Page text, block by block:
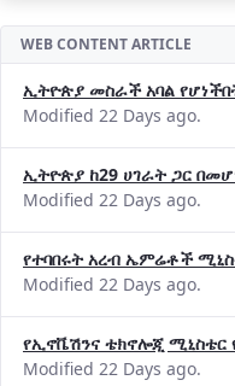
ኢትዮጵያ መስራች አባል
Modified 22 Days ago.
ኢትዮጵያ ከ29 ሀገራት ጋር
Modified 22 Days ago.
የተባበሩት አረብ ኤምሬቶች
Modified 22 Days ago.
የኢኖቬሽንና ቴክኖሎጂ ሚኒስቴር
Modified 22 Days ago.